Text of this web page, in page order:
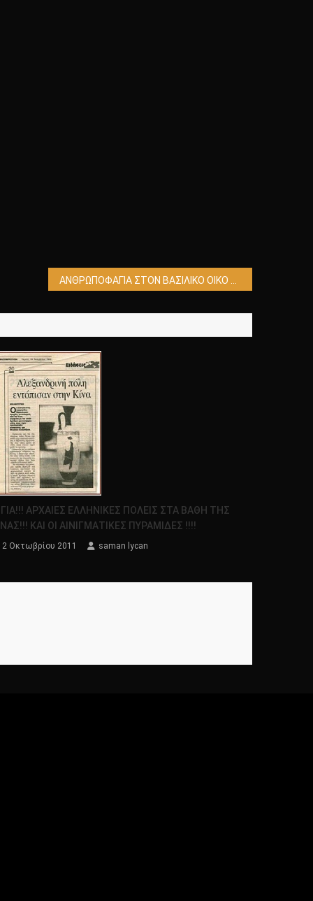
ΑΝΘΡΩΠΟΦΑΓΙΑ ΣΤΟΝ ΒΑΣΙΛΙΚΟ ΟΙΚΟ ΤΗΣ ΒΡΕΤΑΝΙΑΣ!!!!
ΑΡΧΑΙΕΣ ΕΛΛΗΝΙΚΕΣ ΠΟΛΕΙΣ ΣΤΑ ΒΑΘΗ ΤΗΣ
ΚΑΙ ΟΙ ΑΙΝΙΓΜΑΤΙΚΕΣ ΠΥΡΑΜΙΔΕΣ !!!!
2 Οκτωβρίου 2011 saman lycan